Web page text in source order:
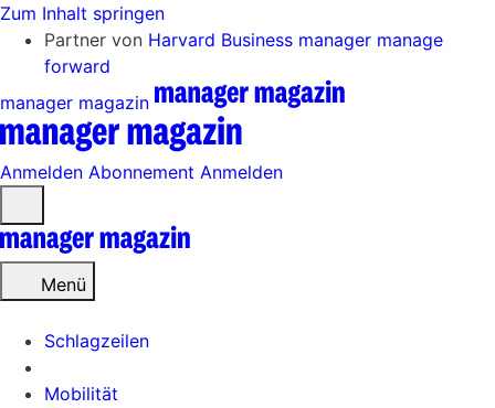
Zum Inhalt springen
Partner von Harvard Business manager manage
forward
manager magazin
Anmelden Abonnement Anmelden
öffnen
Menü
Schlagzeilen
Mobilität